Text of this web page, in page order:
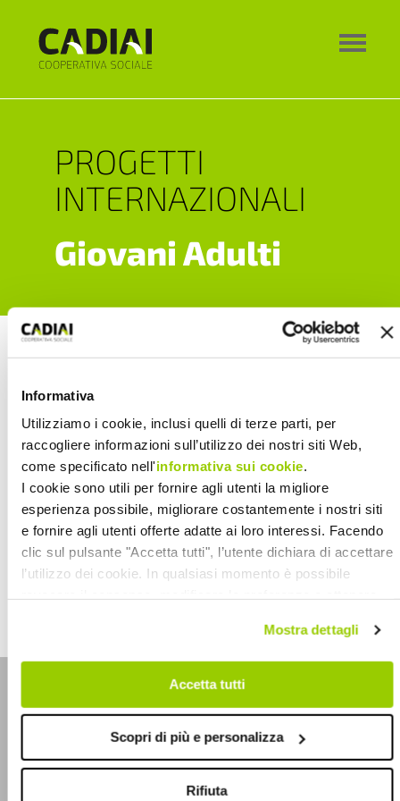
Informativa
Utilizziamo i cookie, inclusi quelli di terze parti, per
raccogliere informazioni sull’utilizzo dei nostri siti Web,
come specificato nell'informativa sui cookie.
I cookie sono utili per fornire agli utenti la migliore
esperienza possibile, migliorare costantemente i nostri siti
e fornire agli utenti offerte adatte ai loro interessi. Facendo
clic sul pulsante "Accetta tutti", l’utente dichiara di accettare
l’utilizzo dei cookie. In qualsiasi momento è possibile
su "Scopri di più e personalizza". Chiudendo questa
informativa con l’apposito tasto in alto a destra continui
Mostra dettagli
Accetta tutti
Scopri di più e personalizza
Rifiuta
PROGETTI
INTERNAZIONALI
Giovani Adulti
Youngcare
Sostegno e percorsi di
consapevolezza per i giovani che
hanno bisogno di assistenza e per le
persone che si prendono cura di
loro.
2022-2025
Cadiai Cooperativa Sociale
Via Bovi Campeggi 2/4E, 40131 Bologna, Italia
T +39 051 5283511|EMAIL info@cadiai.it
PEC cooperativacadiai@legalmail.it